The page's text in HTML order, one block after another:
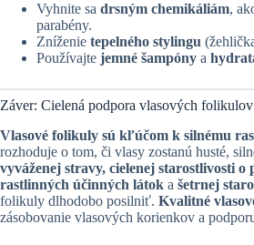
Vyhnite sa drsným chemikáliám,
parabény.
Zníženie tepelného stylingu
Používajte jemné šampóny a
Záver: Cielená podpora vlasových folikulov
Vlasové folikuly sú kľúčom k silnému
rozhoduje o tom, či vlasy zostanú husté,
vyváženej stravy, cielenej starostlivosti o
rastlinných účinných látok a šetrnej
folikuly dlhodobo posilniť. Kvalitné
zásobovanie vlasových korienkov a